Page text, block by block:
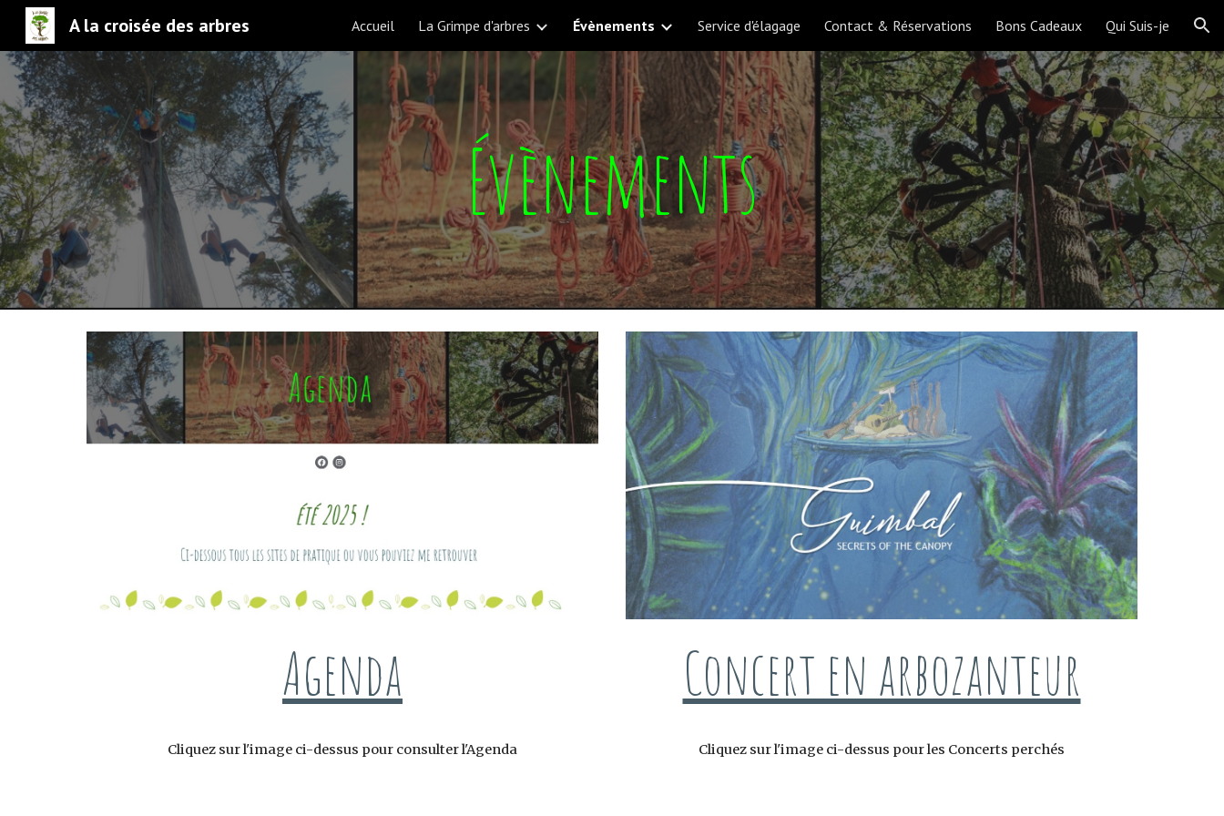
Skip to main content Skip to navigation
A la croisée des arbres Accueil La Grimpe d'arbres Évènements Service d'élagage Contact & Réservations Bons Cadeaux Qui Suis-je
Évènements
Agenda
Cliquez sur l'image ci-dessus pour consulter l'Agenda
Concert en arbozanteur
Cliquez sur l'image ci-dessus pourles Concerts perchés